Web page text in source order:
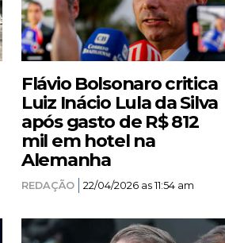
Flávio Bolsonaro critica
Luiz Inácio Lula da Silva
após gasto de R$ 812
mil em hotel na
Alemanha
REDAÇÃO 22/04/2026 as 11:54 am